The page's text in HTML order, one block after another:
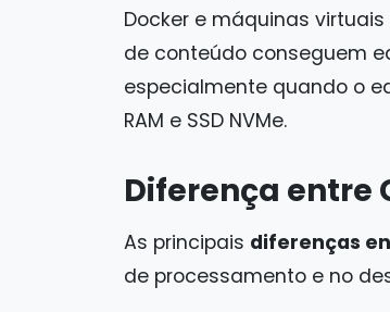
Docker e máquinas
de conteúdo conseguem
especialmente quando o
RAM e SSD NVMe.
Diferença entre
As principais diferenças
de processamento e no